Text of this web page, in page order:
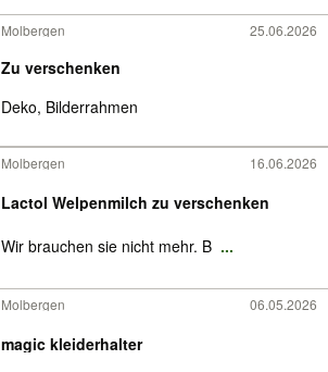
Molbergen 25.06.2026
Zu verschenken
Deko, Bilderrahmen
Molbergen 16.06.2026
Lactol Welpenmilch zu verschenken
Wir brauchen sie nicht mehr. B ...
Molbergen 06.05.2026
magic kleiderhalter